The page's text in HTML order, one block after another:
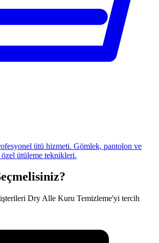
ütü hizmeti. Gömlek, pantolon ve
ütüleme teknikleri.
Dry Alle Kuru Temizleme'yi tercih